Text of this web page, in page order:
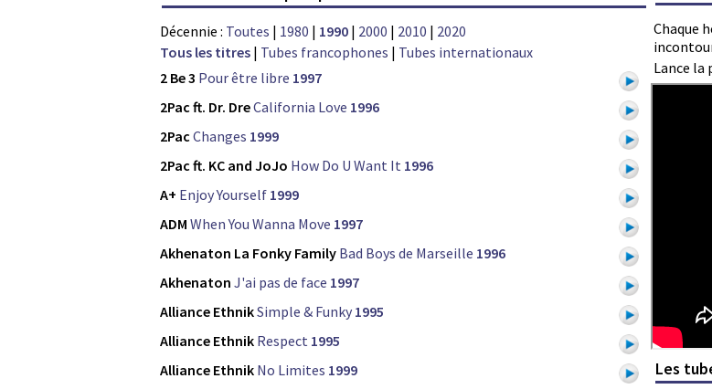
Chaque
Lance la
Décennie : Toutes | 1980 | 1990 | 2000 | 2010 | 2020
Tous les titres | Tubes francophones | Tubes internationaux
2 Be 3 Pour être libre 1997
2Pac ft. Dr. DreCalifornia Love 1996
2Pac Changes 1999
2Pac ft. KC and JoJo How Do U Want It 1996
A+ Enjoy Yourself 1999
ADM When You Wanna Move 1997
Akhenaton La Fonky Family Bad Boys de Marseille 1996
Akhenaton J'ai pas de face 1997
Alliance EthnikSimple & Funky 1995
Alliance Ethnik Respect 1995
Alliance Ethnik No Limites 1999
Les